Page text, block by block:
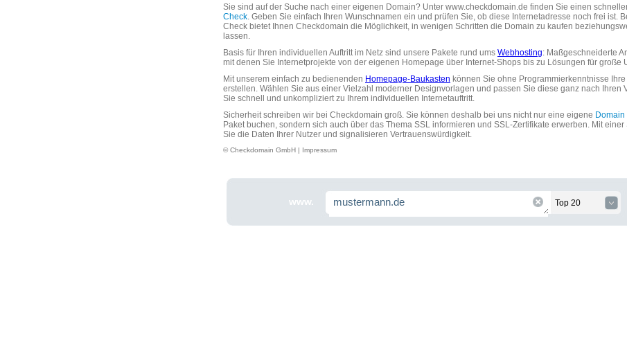
Sie sind auf der Suche nach einer eigenen Domain? Unter www.checkdomain.de finden Sie einen
Check. Geben Sie einfach Ihren Wunschnamen ein und prüfen Sie, ob diese Internetadresse noch frei ist.
Check bietet Ihnen Checkdomain die Möglichkeit, in wenigen Schritten die Domain zu kaufen
lassen.
Basis für Ihren individuellen Auftritt im Netz sind unsere Pakete rund ums Webhosting: Maßgeschneiderte
mit denen Sie Internetprojekte von der eigenen Homepage über Internet-Shops bis zu Lösungen für große
Mit unserem einfach zu bedienenden Homepage-Baukasten können Sie ohne Programmierkenntnisse
erstellen. Wählen Sie aus einer Vielzahl moderner Designvorlagen und passen Sie diese ganz nach Ihren
Sie schnell und unkompliziert zu Ihrem individuellen Internetauftritt.
Sicherheit schreiben wir bei Checkdomain groß. Sie können deshalb bei uns nicht nur eine eigene Domain
Paket buchen, sondern sich auch über das Thema SSL informieren und SSL-Zertifikate erwerben. Mit
Sie die Daten Ihrer Nutzer und signalisieren Vertrauenswürdigkeit.
© Checkdomain GmbH | Impressum
www. Top 20